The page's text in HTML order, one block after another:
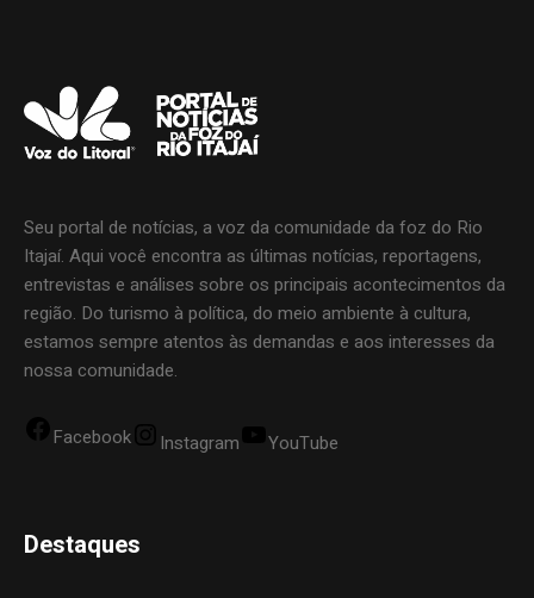
Seu portal de notícias, a voz da comunidade da foz do Rio
Itajaí. Aqui você encontra as últimas notícias, reportagens,
entrevistas e análises sobre os principais acontecimentos da
região. Do turismo à política, do meio ambiente à cultura,
estamos sempre atentos às demandas e aos interesses da
nossa comunidade.
Facebook Instagram YouTube
Destaques